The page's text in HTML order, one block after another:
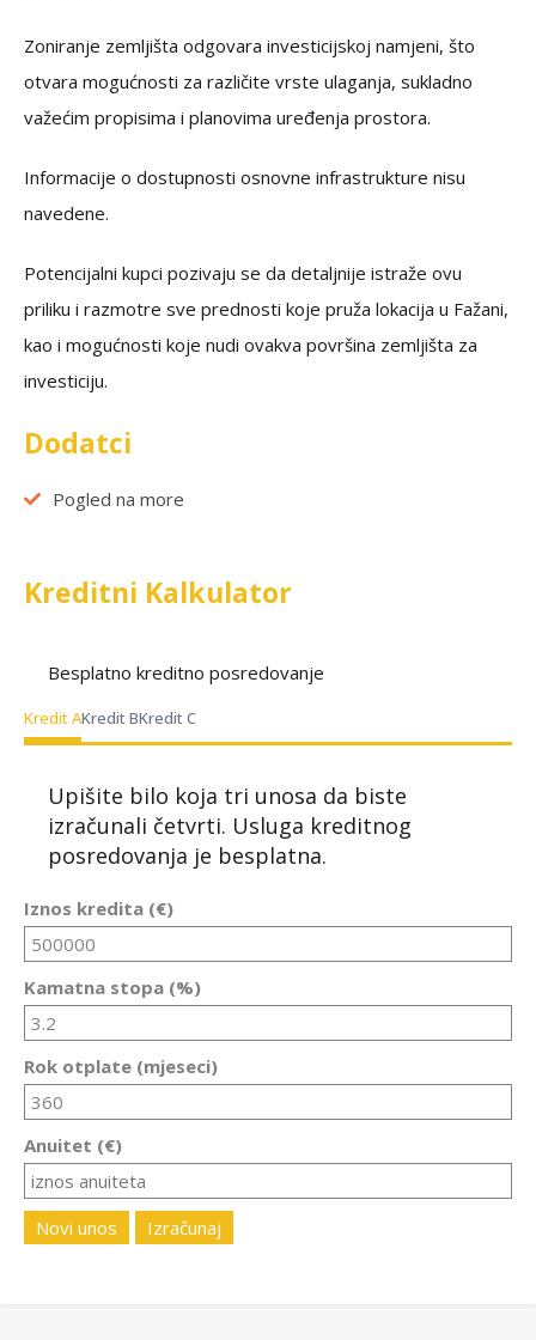
Zoniranje zemljišta odgovara investicijskoj namjeni, što
otvara mogućnosti za različite vrste ulaganja, sukladno
važećim propisima i planovima uređenja prostora.
Informacije o dostupnosti osnovne infrastrukture nisu
navedene.
Potencijalni kupci pozivaju se da detaljnije istraže ovu
priliku i razmotre sve prednosti koje pruža lokacija u Fažani,
kao i mogućnosti koje nudi ovakva površina zemljišta za
investiciju.
Dodatci
Pogled na more
Kreditni Kalkulator
Besplatno kreditno posredovanje
Kredit AKredit BKredit C
Upišite bilo koja tri unosa da biste
izračunali četvrti. Usluga kreditnog
posredovanja je besplatna.
Iznos kredita (€)
Kamatna stopa (%)
Rok otplate (mjeseci)
Anuitet (€)
Novi unos Izračunaj